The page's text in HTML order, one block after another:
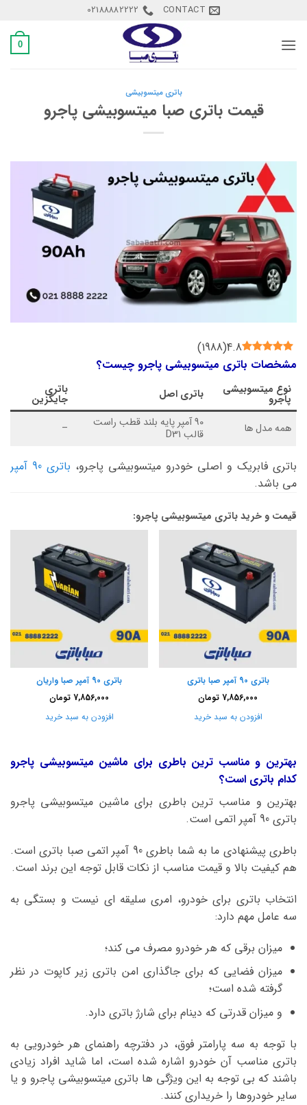
content
CONTACT
02188882222
0
باتری میتسوبیشی
قیمت باتری صبا میتسوبیشی پاجرو
4.8
(
1988
)
مشخصات باتری میتسوبیشی پاجرو چیست؟
نوع میتسوبیشی
پاجرو باتری اصل باتری
جایگزین
همه مدل ها
90 آمپر پایه بلند قطب راست
قالب D31 –
باتری فابریک و اصلی خودرو میتسوبیشی پاجرو، باتری 90 آمپر
می باشد.
قیمت و خرید باتری میتسوبیشی پاجرو:
باتری 90 آمپر صبا باتری
7,856,000 تومان
افزودن به سبد خرید
باتری 90 آمپر صبا واریان
7,856,000 تومان
افزودن به سبد خرید
بهترین و مناسب ترین باطری برای ماشین میتسوبیشی پاجرو
کدام باتری است؟
بهترین و مناسب ترین باطری برای ماشین میتسوبیشی پاجرو
باتری 90 آمپر اتمی است.
باطری پیشنهادی ما به شما باطری 90 آمپر اتمی صبا باتری است.
هم کیفیت بالا و قیمت مناسب از نکات قابل توجه این برند است.
انتخاب باتری برای خودرو، امری سلیقه ای نیست و بستگی به
سه عامل مهم دارد:
میزان برقی که هر خودرو مصرف می کند؛
میزان فضایی که برای جاگذاری امن باتری زیر کاپوت در نظر
گرفته شده است؛
و میزان قدرتی که دینام برای شارژ باتری دارد.
با توجه به سه پارامتر فوق، در دفترچه راهنمای هر خودرویی به
باتری مناسب آن خودرو اشاره شده است، اما شاید افراد زیادی
باشند که بی توجه به این ویژگی ها باتری میتسوبیشی پاجرو و یا
سایر خودروها را خریداری کنند.